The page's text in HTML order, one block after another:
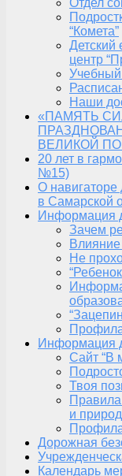
Отдел
“Комета”
Детский
центр
Наши
«ПАМЯТЬ
ВЕЛИКОЙ
20 лет в
№15)
О навигаторе
в Самарской
Информация
Зачем
Влияние
Не
Информация
Сайт “В
Твоя
Правила
и
Дорожная
Календарь